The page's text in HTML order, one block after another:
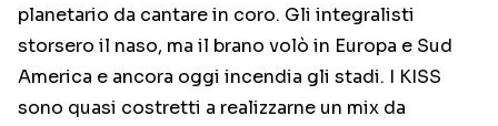
planetario da cantare in coro. Gli integralisti
storsero il naso, ma il brano volò in Europa e Sud
America e ancora oggi incendia gli stadi. I KISS
sono quasi costretti a realizzarne un mix da